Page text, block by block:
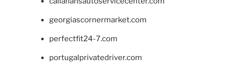
georgiascornermarket.com
perfectfit24-7.com
portugalprivatedriver.com